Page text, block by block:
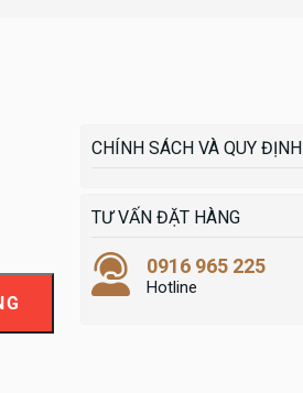
CHÍNH SÁCH VÀ QUY ĐỊNH
TƯ VẤN ĐẶT HÀNG
0916 965 225
Hotline